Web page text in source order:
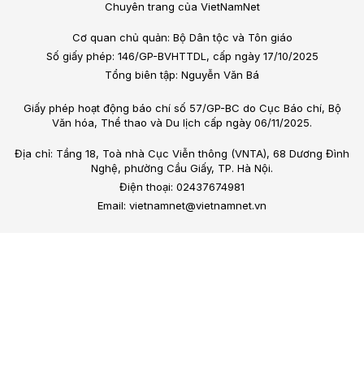
Chuyên trang của VietNamNet
Cơ quan chủ quản: Bộ Dân tộc và Tôn giáo
Số giấy phép: 146/GP-BVHTTDL, cấp ngày 17/10/2025
Tổng biên tập: Nguyễn Văn Bá
Giấy phép hoạt động báo chí số 57/GP-BC do Cục Báo chí, Bộ
Văn hóa, Thể thao và Du lịch cấp ngày 06/11/2025.
Địa chỉ: Tầng 18, Toà nhà Cục Viễn thông (VNTA), 68 Dương Đình
Nghệ, phường Cầu Giấy, TP. Hà Nội.
Điện thoại: 02437674981
Email: vietnamnet@vietnamnet.vn